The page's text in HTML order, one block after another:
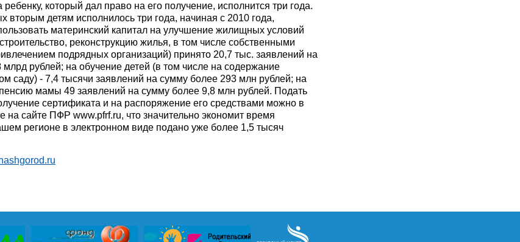
ребенку, который дал право на его получение, исполнится три года.
вторым детям исполнилось три года, начиная с 2010 года,
материнский капитал на улучшение жилищных условий
реконструкцию жилья, в том числе собственными
подрядных организаций) принято 20,7 тыс. заявлений на
рублей; на обучение детей (в том числе на содержание
саду) - 7,4 тысячи заявлений на сумму более 293 млн рублей; на
мамы 49 заявлений на сумму более 9,8 млн рублей. Подать
сертификата и на распоряжение его средствами можно в
на сайте ПФР www.pfrf.ru, что значительно экономит время
регионе в электронном виде подано уже более 1,5 тысяч